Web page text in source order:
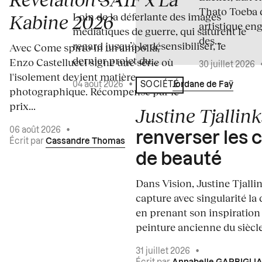
Kabine 2026
Avec Come spirto in un'ampolla,
Enzo Castellucci signe une série où
l'isolement devient matière
photographique. Récompensé par le
prix...
06 août 2026
•
Écrit par Cassandre Thomas
Loin de la déferlante des images
médiatiques de guerre, qui saturent le
regard jusqu’à le désensibiliser, le
dernier projet du...
04 août 2026 • Écrit par Jordane de Faÿ
SOCIÉTÉ
Justine
renverser les
de beauté
Dans Vision, Justine
capture avec singularité la
en prenant son inspiration
peinture ancienne du
31 juillet 2026
•
Thato Toeba
artistique
des...
30 juillet 2026